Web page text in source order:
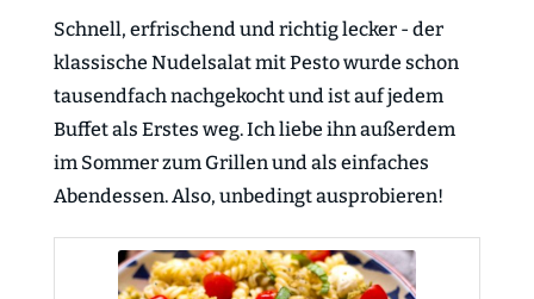
Schnell, erfrischend und richtig lecker - der
klassische Nudelsalat mit Pesto wurde schon
tausendfach nachgekocht und ist auf jedem
Buffet als Erstes weg. Ich liebe ihn außerdem
im Sommer zum Grillen und als einfaches
Abendessen. Also, unbedingt ausprobieren!